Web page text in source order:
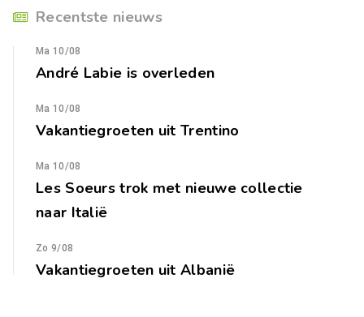
Recentste nieuws
Ma 10/08
André Labie is overleden
Ma 10/08
Vakantiegroeten uit Trentino
Ma 10/08
Les Soeurs trok met nieuwe collectie
naar Italië
Zo 9/08
Vakantiegroeten uit Albanië